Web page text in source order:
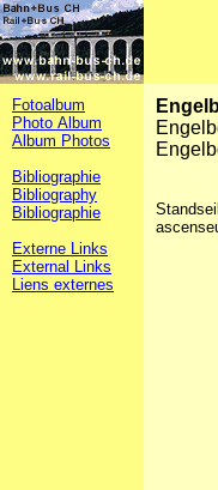
Fotoalbum
Photo Album
Album Photos
Bibliographie
Bibliography
Bibliographie
Externe Links
External Links
Liens externes